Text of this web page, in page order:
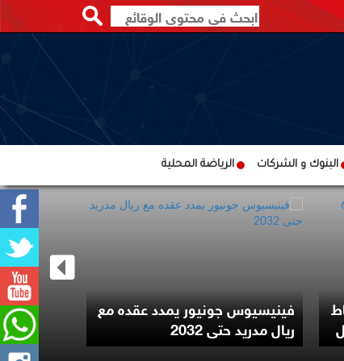
البنوك و الشركات الرياضة المحلية
فينيسيوس جونيور يمدد عقده مع
ريال مدريد حتى 2032
ترامب
لتقييد